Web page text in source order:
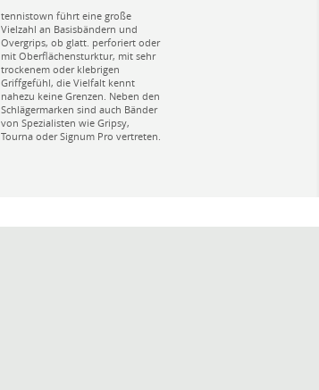
tennistown führt eine große
Vielzahl an Basisbändern und
Overgrips, ob glatt. perforiert oder
mit Oberflächensturktur, mit sehr
trockenem oder klebrigen
Griffgefühl, die Vielfalt kennt
nahezu keine Grenzen. Neben den
Schlägermarken sind auch Bänder
von Spezialisten wie Gripsy,
Tourna oder Signum Pro vertreten.